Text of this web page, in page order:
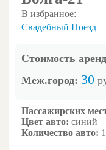
В избранное:
Свадебный Поезд
Стоимость
Меж.город: 30
Пассажирских
Цвет авто: синий
Количество авто: 1